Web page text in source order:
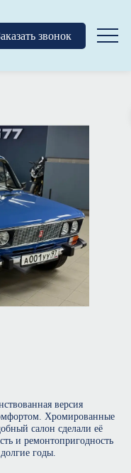
звонок
версия
Хромированные
салон сделали её
и ремонтопригодность
годы.